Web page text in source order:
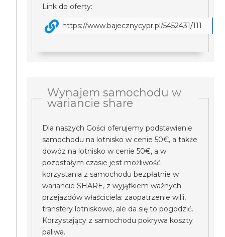
Link do oferty:
https://www.bajecznycypr.pl/5452431/111
Wynajem samochodu w
wariancie share
Dla naszych Gości oferujemy podstawienie
samochodu na lotnisko w cenie 50€, a także
dowóz na lotnisko w cenie 50€, a w
pozostałym czasie jest możliwość
korzystania z samochodu bezpłatnie w
wariancie SHARE, z wyjątkiem ważnych
przejazdów właściciela: zaopatrzenie willi,
transfery lotniskowe, ale da się to pogodzić.
Korzystający z samochodu pokrywa koszty
paliwa.